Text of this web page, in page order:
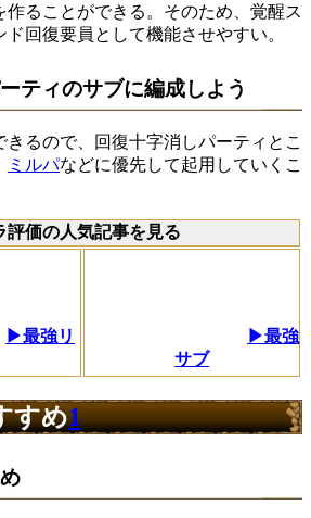
作ることができる。そのため、覚醒ス
回復要員として機能させやすい。
ティのサブに編成しよう
きるので、回復十字消しパーティとこ
ミルパなどに優先して起用していくこ
評価の人気記事を見る
▶最強リ
▶最強
サブ
すめ1